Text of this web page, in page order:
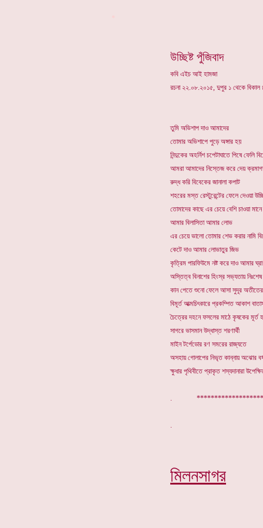
উচ্ছিষ্ট পুঁজিবাদ
কবি এইচ আই হামজা
রচনা ২২.০৮.২০১৫, দুপুর ১ থেকে বিকাল
তুমি অভিশাপ দাও আমাদের
তোমার অভিশাপে পুড়ে অঙ্গার হয়
নিন্দুকের অহর্নিশ চপেটাঘাতে পিষে ফেলি
আমরা আমাদের নিস্তেজ করে দেয়
রুদ্ধ করি বিবেকের জানালা কপাট
শহরের মস্ত রেস্টুরেন্টের ফেলে দেওয়া
তোমাদের কাছে এর চেয়ে বেশি চাওয়া মানে
আমার বিলাসিতা আমার লোভ
এর চেয়ে ভালো তোমার শেভ করার নামি
কেটে দাও আমার লোভাতুর জিভ
কৃত্রিম পারফিউমে নষ্ট করে দাও আমার
অস্তিত্ব বিনাশের হিংস্র সভ্যতায়
কান পেতে শুনো ফেলে আসা সুদূর অতীতের
বিমূর্ত আত্মচিৎকারে প্রকম্পিত আকাশ
চৈত্রের দহনে ফসলের মাঠে কৃষকের মূর্ত
সাগরে ভাসমান উদ্ধাস্ত শরণার্থী
মাইন টর্পেডোর রণ সমরের রাজ্যতে
অসহায় গোলাপের নিভৃত কান্নায় অঝোর
ক্ষুধার পৃথিবীতে প্রাকৃত শস্যদানারা
.
মিলনসাগর